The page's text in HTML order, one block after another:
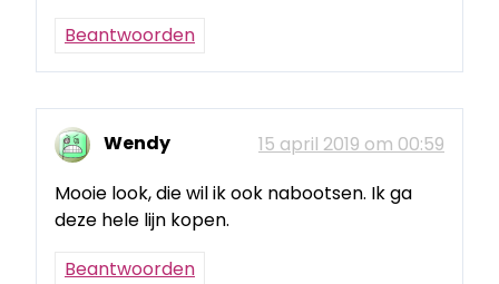
Beantwoorden
Wendy
15 april 2019 om 00:59
Mooie look, die wil ik ook nabootsen. Ik ga
deze hele lijn kopen.
Beantwoorden